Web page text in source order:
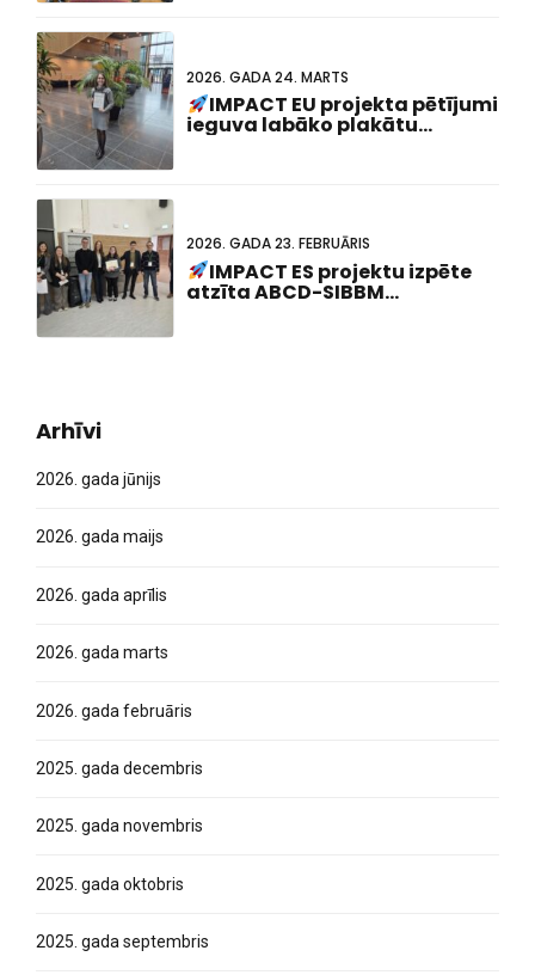
2026. GADA 24. MARTS
IMPACT EU projekta pētījumi
ieguva labāko plakātu
2026. GADA 23. FEBRUĀRIS
IMPACT ES projektu izpēte
atzīta ABCD-SIBBM
Arhīvi
2026. gada jūnijs
2026. gada maijs
2026. gada aprīlis
2026. gada marts
2026. gada februāris
2025. gada decembris
2025. gada novembris
2025. gada oktobris
2025. gada septembris